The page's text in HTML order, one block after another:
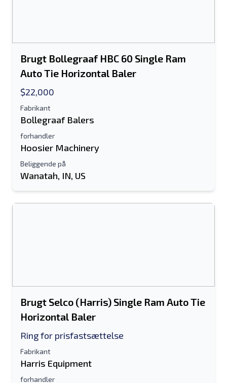
Brugt Bollegraaf HBC 60 Single Ram
Auto Tie Horizontal Baler
$22,000
Fabrikant
Bollegraaf Balers
forhandler
Hoosier Machinery
Beliggende på
Wanatah, IN, US
Brugt Selco (Harris) Single Ram Auto Tie
Horizontal Baler
Ring for prisfastsættelse
Fabrikant
Harris Equipment
forhandler